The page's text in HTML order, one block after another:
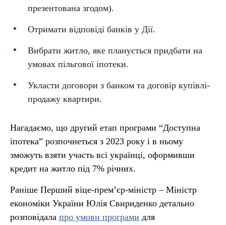
презентована згодом).
Отримати відповіді банків у Дії.
Вибрати житло, яке планується придбати на
умовах пільгової іпотеки.
Укласти договори з банком та договір купівлі-
продажу квартири.
Нагадаємо, що другий етап програми “Доступна
іпотека” розпочнеться з 2023 року і в ньому
зможуть взяти участь всі українці, оформивши
кредит на житло під 7% річних.
Раніше Перший віце-прем’єр-міністр – Міністр
економіки України Юлія Свириденко детально
розповідала про умови програми для